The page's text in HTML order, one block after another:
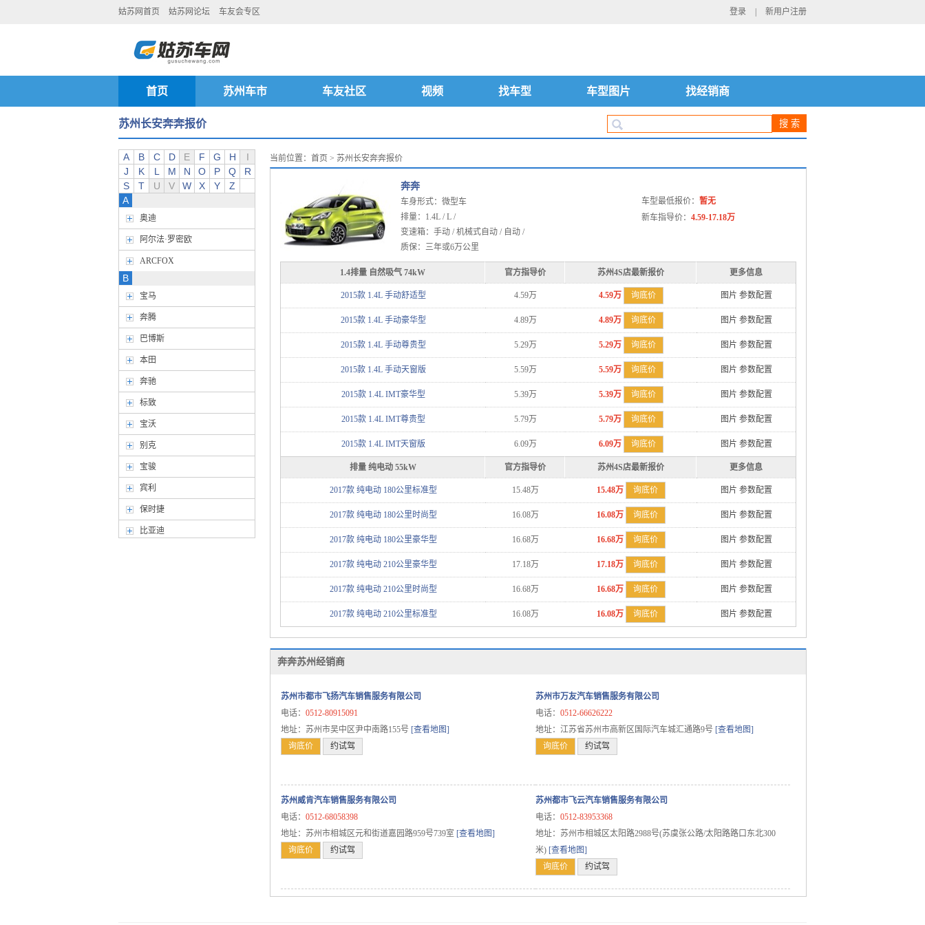
姑苏网首页 姑苏网论坛 车友会专区 登录 新用户注册
首页 苏州车市 车友社区 视频 找车型 车型图片 找经销商
苏州长安奔奔报价
A B C D E F G H
I
J
K L M N O P Q
R
S
T U V W X Y
Z
A
奥迪
阿尔法·罗密欧
ARCFOX
B
宝马
奔腾
巴博斯
本田
奔驰
标致
宝沃
别克
宝骏
宾利
保时捷
比亚迪
当前位置： 首页 > 苏州长安奔奔报价
奔奔
车身形式：微型车
排量：1.4L / L /
变速箱：手动 / 机械式自动 / 自动 /
质保：三年或6万公里
车型最低报价： 暂无
新车指导价： 4.59-17.18万
1.4排量 自然吸气 74kW 官方指导价 苏州4S店最新报价 更多信息
2015款 1.4L 手动舒适型 4.59万 4.59万 询底价 图片 参数配置
2015款 1.4L 手动豪华型 4.89万 4.89万 询底价 图片 参数配置
2015款 1.4L 手动尊贵型 5.29万 5.29万 询底价 图片 参数配置
2015款 1.4L 手动天窗版 5.59万 5.59万 询底价 图片 参数配置
2015款 1.4L IMT豪华型 5.39万 5.39万 询底价 图片 参数配置
2015款 1.4L IMT尊贵型 5.79万 5.79万 询底价 图片 参数配置
2015款 1.4L IMT天窗版 6.09万 6.09万 询底价 图片 参数配置
排量 纯电动 55kW 官方指导价 苏州4S店最新报价 更多信息
2017款 纯电动 180公里标准型 15.48万 15.48万 询底价 图片 参数配置
2017款 纯电动 180公里时尚型 16.08万 16.08万 询底价 图片 参数配置
2017款 纯电动 180公里豪华型 16.68万 16.68万 询底价 图片 参数配置
2017款 纯电动 210公里豪华型 17.18万 17.18万 询底价 图片 参数配置
2017款 纯电动 210公里时尚型 16.68万 16.68万 询底价 图片 参数配置
2017款 纯电动 210公里标准型 16.08万 16.08万 询底价 图片 参数配置
奔奔苏州经销商
苏州市都市飞扬汽车销售服务有限公司
电话： 0512-80915091
地址：苏州市吴中区尹中南路155号 [查看地图]
询底价
约试驾
苏州市万友汽车销售服务有限公司
电话： 0512-66626222
地址：江苏省苏州市高新区国际汽车城汇通路9号 [查看地图]
询底价
约试驾
苏州威肯汽车销售服务有限公司
电话： 0512-68058398
地址：苏州市相城区元和街道嘉园路959号739室 [查看地图]
询底价
约试驾
苏州都市飞云汽车销售服务有限公司
电话： 0512-83953368
地址：苏州市相城区太阳路2988号(苏虞张公路/太阳路路口东北300
米) [查看地图]
询底价
约试驾